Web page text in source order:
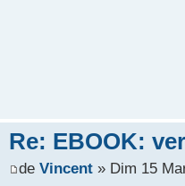
Re: EBOOK:
de Vincent» Dim 15